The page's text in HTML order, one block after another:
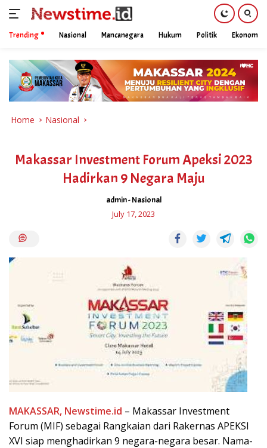
content
Trending Nasional Mancanegara Hukum Politik Ekonomi
Home Nasional
Makassar Investment Forum Apeksi 2023
Hadirkan 9 Negara Maju
admin-Nasional
July 17, 2023
MAKASSAR, Newstime.id – Makassar Investment
Forum (MIF) sebagai Rangkaian dari Rakernas APEKSI
XVI siap menghadirkan 9 negara-negara besar. Nama-